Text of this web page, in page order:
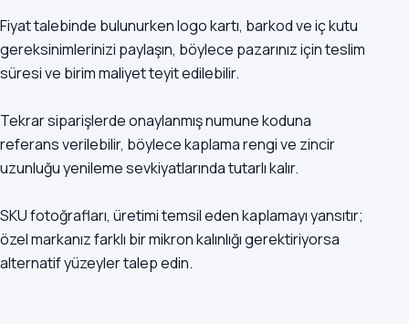
Fiyat talebinde bulunurken logo kartı, barkod ve iç kutu
gereksinimlerinizi paylaşın, böylece pazarınız için teslim
süresi ve birim maliyet teyit edilebilir.
Tekrar siparişlerde onaylanmış numune koduna
referans verilebilir, böylece kaplama rengi ve zincir
uzunluğu yenileme sevkiyatlarında tutarlı kalır.
SKU fotoğrafları, üretimi temsil eden kaplamayı yansıtır;
özel markanız farklı bir mikron kalınlığı gerektiriyorsa
alternatif yüzeyler talep edin.